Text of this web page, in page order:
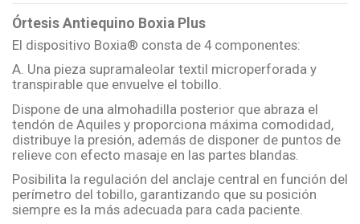
Órtesis Antiequino Boxia Plus
El dispositivo Boxia® consta de 4 componentes:
A. Una pieza supramaleolar textil microperforada y
transpirable que envuelve el tobillo.
Dispone de una almohadilla posterior que abraza el
tendón de Aquiles y proporciona máxima comodidad,
distribuye la presión, además de disponer de puntos de
relieve con efecto masaje en las partes blandas.
Posibilita la regulación del anclaje central en función del
perímetro del tobillo, garantizando que su posición
siempre es la más adecuada para cada paciente.